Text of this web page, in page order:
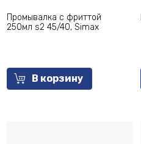
Промывалка с фриттой
250мл s2 45/40, Simax
В корзину